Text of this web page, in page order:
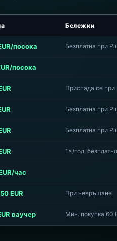
Бележки
посока Безплатна при
посока
Приспада се при
Безплатна при
Безплатна при
1×/год.
час
EUR При невръщане
ваучер Мин. покупка 60